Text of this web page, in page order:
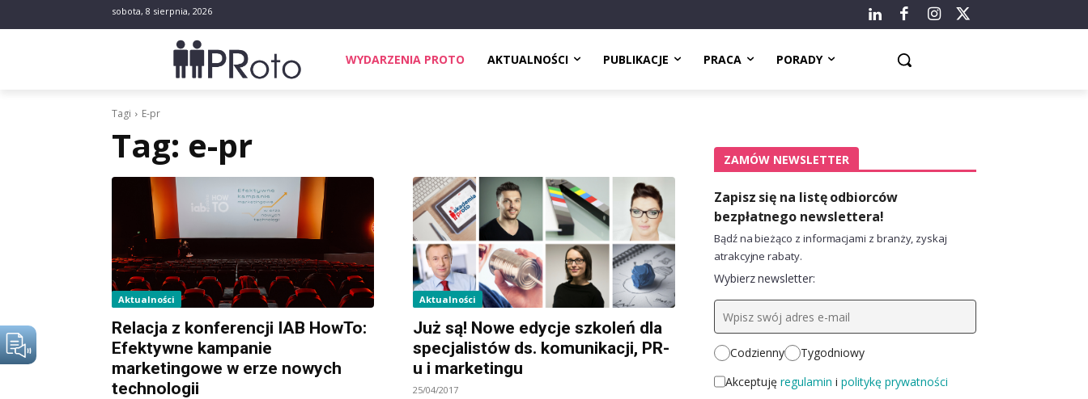
sobota, 8 sierpnia, 2026
WYDARZENIA PROTO AKTUALNOŚCI PUBLIKACJE PRACA PORADY
Tagi E-pr
Tag: e-pr
Aktualności
Relacja z konferencji IAB HowTo:
Efektywne kampanie
marketingowe w erze nowych
technologii
Aktualności
Już są! Nowe edycje szkoleń dla
specjalistów ds. komunikacji, PR-
u i marketingu
25/04/2017
ZAMÓW NEWSLETTER
Zapisz się na listę odbiorców
bezpłatnego newslettera!
Bądź na bieżąco z informacjami z branży, zyskaj
atrakcyjne rabaty.
Wybierz newsletter:
Codzienny
Tygodniowy
Akceptuję regulamin i politykę prywatności